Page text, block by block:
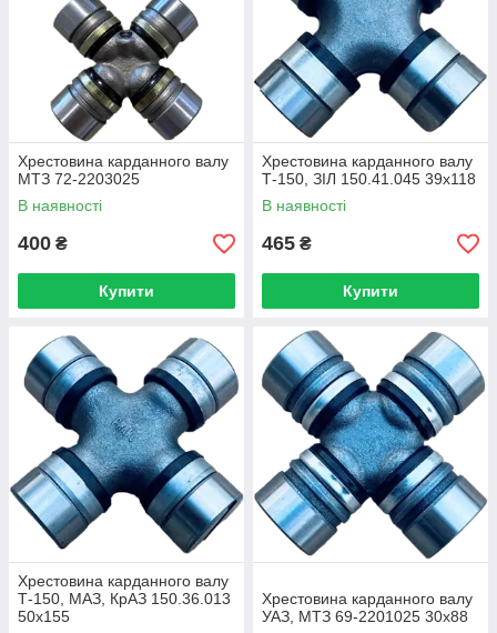
Хрестовина карданного валу
МТЗ 72-2203025
В наявності
400 ₴
Купити
Хрестовина карданного валу
Т-150, ЗІЛ 150.41.045 39х118
В наявності
465 ₴
Купити
Хрестовина карданного валу
Т-150, МАЗ, КрАЗ 150.36.013
50х155
Хрестовина карданного валу
УАЗ, МТЗ 69-2201025 30х88